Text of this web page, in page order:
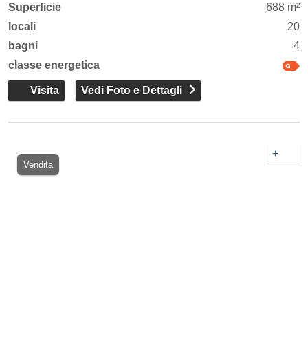
Superficie
688 m²
locali
20
bagni
4
classe energetica
Visita Vedi Foto e Dettagli
Vendita
+